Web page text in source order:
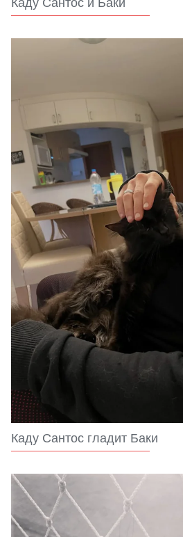
Каду Сантос и Баки
Каду Сантос гладит Баки